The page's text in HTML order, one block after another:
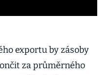
exportu by zásoby
za průměrného